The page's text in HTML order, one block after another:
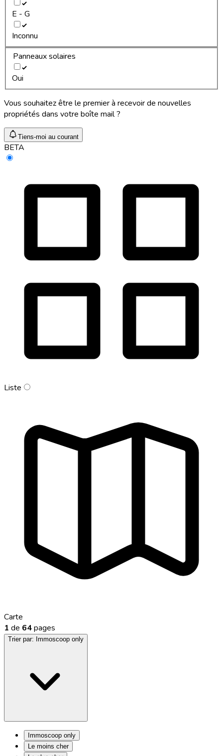
E - G
Inconnu
Panneaux solaires
Oui
Vous souhaitez être le premier à recevoir de nouvelles
propriétés dans votre boîte mail ?
Tiens-moi au courant
BETA
Liste
Carte
1 de 64pages
Trier par: Immoscoop only
Immoscoop only
Le moins cher